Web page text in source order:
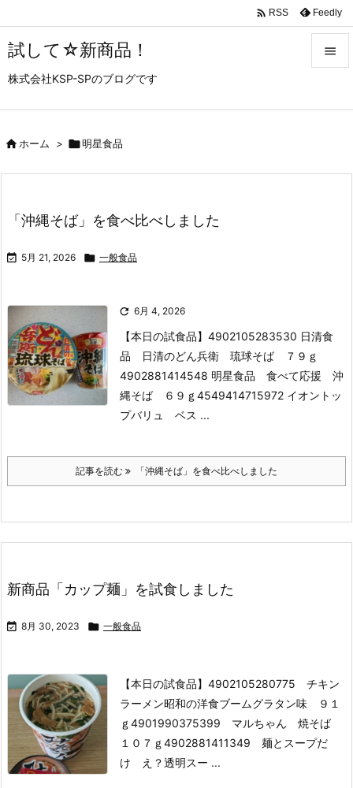
試して☆新商品！
株式会社KSP-SPのブログです

 RSS Feedly
ホーム > 明星食品
「沖縄そば」を食べ比べしました
 5月 21, 2026  一般食品
 6月 4, 2026
【本日の試食品】 4902105283530 日清食
品 日清のどん兵衛 琉球そば ７９ｇ
4902881414548 明星食品 食べて応援 沖
縄そば ６９ｇ 4549414715972 イオントッ
プバリュ ベス ...
記事を読む 「沖縄そば」を食べ比べしました
新商品「カップ麺」を試食しました
 8月 30, 2023  一般食品
【本日の試食品】 4902105280775 チキン
ラーメン昭和の洋食ブームグラタン味 ９１
ｇ 4901990375399 マルちゃん 焼そば
１０７ｇ 4902881411349 麺とスープだ
け え？透明スー ...